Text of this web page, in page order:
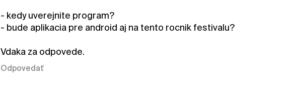
- kedy uverejnite program?
- bude aplikacia pre android aj na tento rocnik festivalu?
Vdaka za odpovede.
Odpovedať